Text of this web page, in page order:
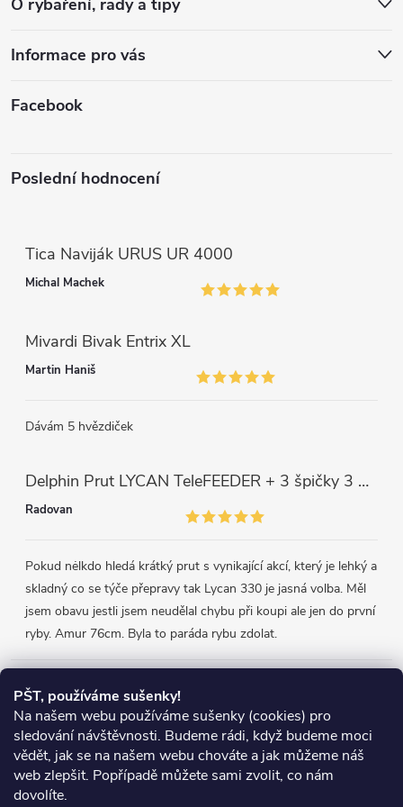
PŠT, používáme sušenky!
Na našem webu používáme sušenky (cookies) pro
sledování návštěvnosti. Budeme rádi, když budeme moci
vědět, jak se na našem webu chováte a jak můžeme náš
web zlepšit. Popřípadě můžete sami zvolit, co nám
dovolíte.
y
v
p
s
u
Informace pro vás
Facebook
Poslední hodnocení
Tica Naviják URUS UR 4000
Michal Machek
Mivardi Bivak Entrix XL
Martin Haniš
Dávám 5 hvězdiček
Delphin Prut LYCAN TeleFEEDER + 3 špičky 3 m, 80 g
Radovan
Pokud nėlkdo hledá krátký prut s vynikající akcí, který je lehký a
skladný co se týče přepravy tak Lycan 330 je jasná volba. Měl
jsem obavu jestli jsem neudělal chybu při koupi ale jen do první
ryby. Amur 76cm. Byla to paráda rybu zdolat.
Přijímáme online platby
Heureka.cz Obchodní podmínky
Reklamace